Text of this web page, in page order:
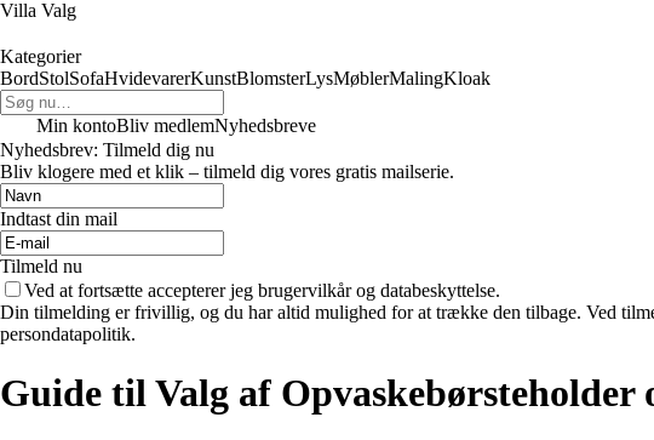
Villa Valg
Kategorier
BordStolSofaHvidevarerKunstBlomsterLysMøblerMalingKloak
Min kontoBliv medlemNyhedsbreve
Nyhedsbrev: Tilmeld dig nu
Bliv klogere med et klik – tilmeld dig vores gratis mailserie.
Indtast din mail
Tilmeld nu
Ved at fortsætte accepterer jeg brugervilkår og databeskyttelse.
Din tilmelding er frivillig, og du har altid mulighed for at trække den tilbage. Ved
persondatapolitik.
Guide til Valg af